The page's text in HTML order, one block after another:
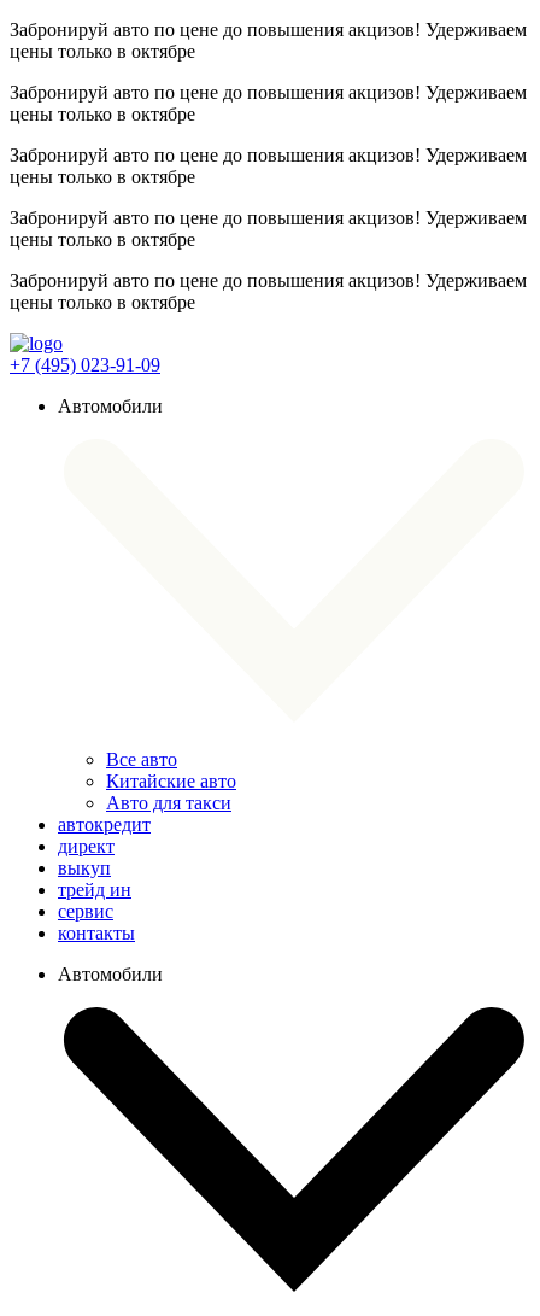
Забронируй авто по цене до повышения акцизов! Удерживаем
цены только в октябре
Забронируй авто по цене до повышения акцизов! Удерживаем
цены только в октябре
Забронируй авто по цене до повышения акцизов! Удерживаем
цены только в октябре
Забронируй авто по цене до повышения акцизов! Удерживаем
цены только в октябре
Забронируй авто по цене до повышения акцизов! Удерживаем
цены только в октябре
+7 (495) 023-91-09
Автомобили
Все авто
Китайские авто
Авто для такси
автокредит
директ
выкуп
трейд ин
сервис
контакты
Автомобили